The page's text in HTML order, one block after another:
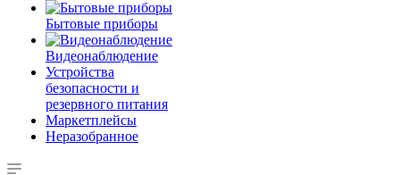
Бытовые приборы
Видеонаблюдение
Устройства
безопасности и
резервного питания
Маркетплейсы
Неразобранное